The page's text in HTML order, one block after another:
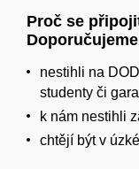
Proč se
nestihli na
studenty či
k nám nestihli
chtějí být v